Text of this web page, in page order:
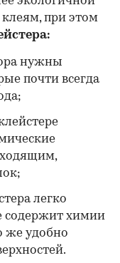
при этом
нужны
почти всегда
легко
содержит химии
же удобно